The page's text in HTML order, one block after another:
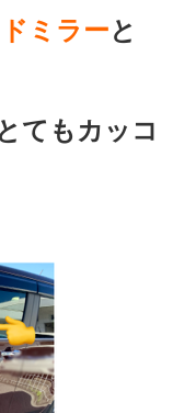
ミラーと
てもカッコ